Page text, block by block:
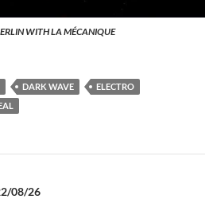
WITH LA MÉCANIQUE
DARK WAVE
ELECTRO
08/26